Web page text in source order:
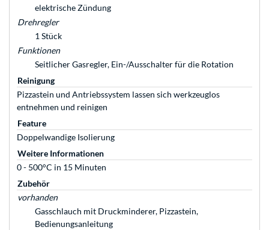
elektrische Zündung
Drehregler
1 Stück
Funktionen
Seitlicher Gasregler, Ein-/Ausschalter für die Rotation
Reinigung
Pizzastein und Antriebssystem lassen sich werkzeuglos
entnehmen und reinigen
Feature
Doppelwandige Isolierung
Weitere Informationen
0 - 500°C in 15 Minuten
Zubehör
vorhanden
Gasschlauch mit Druckminderer, Pizzastein,
Bedienungsanleitung